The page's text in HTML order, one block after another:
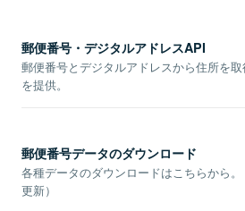
郵便番号・デジタルアドレスAPI
郵便番号とデジタルアドレスから住所を
を提供。
郵便番号データのダウンロード
各種データのダウンロードはこちらから。
更新）